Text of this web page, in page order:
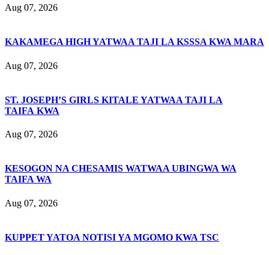
Aug 07, 2026
KAKAMEGA HIGH YATWAA TAJI LA KSSSA KWA MARA
Aug 07, 2026
ST. JOSEPH’S GIRLS KITALE YATWAA TAJI LA
TAIFA KWA
Aug 07, 2026
KESOGON NA CHESAMIS WATWAA UBINGWA WA
TAIFA WA
Aug 07, 2026
KUPPET YATOA NOTISI YA MGOMO KWA TSC